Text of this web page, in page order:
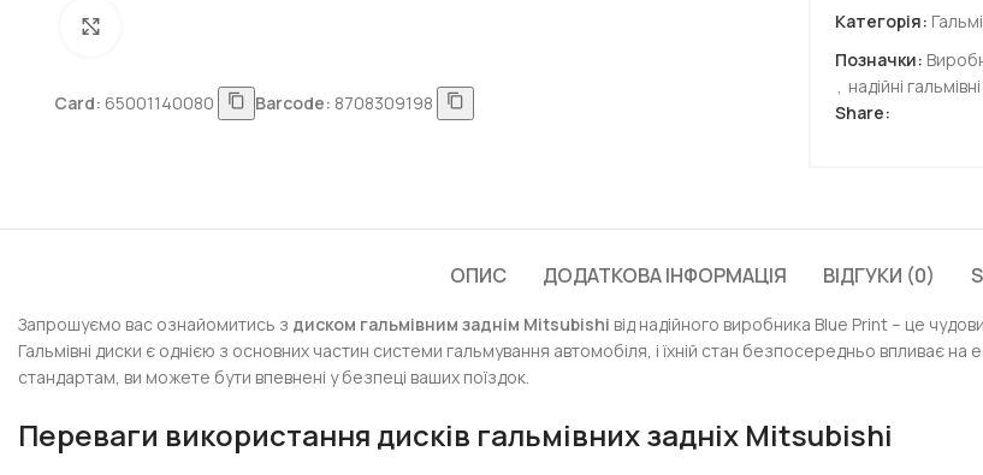
Card: 65001140080 Barcode: 8708309198
Категорія:
Позначки:
, надійні
Share:
ОПИС ДОДАТКОВА ІНФОРМАЦІЯ ВІДГУКИ (0)
Запрошуємо вас ознайомитись з диском гальмівним заднім Mitsubishi від надійного виробника Blue Print – це
Гальмівні диски є однією з основних частин системи гальмування автомобіля, і їхній стан безпосередньо впливає
стандартам, ви можете бути впевнені у безпеці ваших поїздок.
Переваги використання дисків гальмівних задніх Mitsubishi